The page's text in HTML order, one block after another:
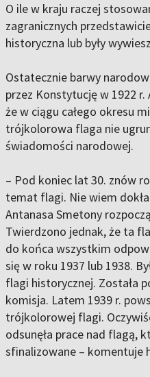
O ile w kraju raczej
zagranicznych
historyczna lub były
Ostatecznie barwy
przez Konstytucję w 1922 r.
że w ciągu całego okresu
trójkolorowa flaga nie
świadomości narodowej.
– Pod koniec lat 30. znów
temat flagi. Nie wiem
Antanasa Smetony
Twierdzono jednak, że ta
do końca wszystkim
się w roku 1937 lub 1938.
flagi historycznej. Została
komisja. Latem 1939 r.
trójkolorowej flagi.
odsunęła prace nad flagą,
sfinalizowane – komentuje